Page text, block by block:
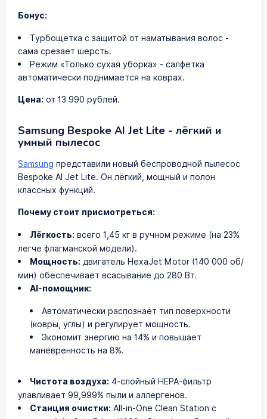
Бонус:
Турбощётка с защитой от наматывания волос -
сама срезает шерсть.
Режим «Только сухая уборка» - салфетка
автоматически поднимается на коврах.
Цена: от 13 990 рублей.
Samsung Bespoke AI Jet Lite - лёгкий и
умный пылесос
Samsung представили новый беспроводной пылесос
Bespoke AI Jet Lite. Он лёгкий, мощный и полон
классных функций.
Почему стоит присмотреться:
Лёгкость: всего 1,45 кг в ручном режиме (на 23%
легче флагманской модели).
Мощность: двигатель HexaJet Motor (140 000 об/
мин) обеспечивает всасывание до 280 Вт.
AI-помощник:
Автоматически распознаёт тип поверхности
(ковры, углы) и регулирует мощность.
Экономит энергию на 14% и повышает
манёвренность на 8%.
Чистота воздуха: 4-слойный HEPA-фильтр
улавливает 99,999% пыли и аллергенов.
Станция очистки: All-in-One Clean Station с